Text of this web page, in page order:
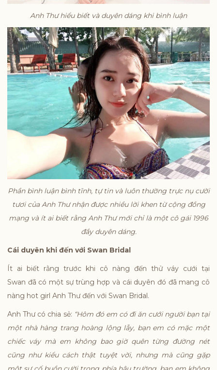
Anh Thư hiểu biết và duyên dáng khi bình luận
Phần bình luận bình tĩnh, tự tin và luôn thường trực nụ cười
tươi của Anh Thư nhận được nhiều lời khen từ cộng đồng
mạng và ít ai biết rằng Anh Thư mới chỉ là một cô gái 1996
đầy duyên dáng.
Cái duyên khi đến với Swan Bridal
Ít ai biết rằng trước khi cô nàng đến thử váy cưới tại
Swan đã có một sự trùng hợp và cái duyên đó đã mang cô
nàng hot girl Anh Thư đến với Swan Bridal.
Anh Thư có chia sẻ: “Hôm đó em có đi ăn cưới người bạn tại
một nhà hàng trang hoàng lộng lẫy, bạn em có mặc một
chiếc váy mà em không bao giờ quên từng đường nét
cũng như kiểu cách thật tuyệt vời, nhưng mà cũng gặp